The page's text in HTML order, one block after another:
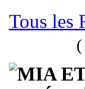
Tous les